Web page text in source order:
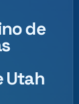
de
Utah